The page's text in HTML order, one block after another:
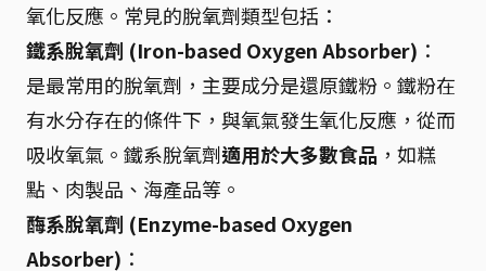
氧化反應。常見的脫氧劑類型包括：
鐵系脫氧劑 (Iron-based Oxygen Absorber) ：
是最常用的脫氧劑，主要成分是還原鐵粉。鐵粉在
有水分存在的條件下，與氧氣發生氧化反應，從而
吸收氧氣。鐵系脫氧劑適用於大多數食品 ，如糕
點、肉製品、海產品等。
酶系脫氧劑 (Enzyme-based Oxygen
Absorber) ：